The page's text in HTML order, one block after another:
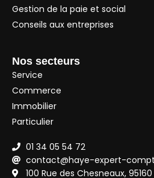
Gestion de la paie et social
Conseils aux entreprises
Nos secteurs
Service
Commerce
Immobilier
Particulier
01 34 05 54 72
contact@haye-expert-
100 Rue des Chesneaux,